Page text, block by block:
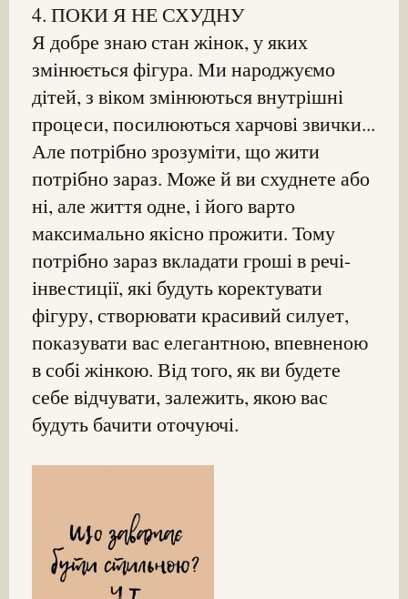
4. ПОКИ Я НЕ СХУДНУ
Я добре знаю стан жінок, у яких
змінюється фігура. Ми народжуємо
дітей, з віком змінюються внутрішні
процеси, посилюються харчові звички...
Але потрібно зрозуміти, що жити
потрібно зараз. Може й ви схуднете або
ні, але життя одне, і його варто
максимально якісно прожити. Тому
потрібно зараз вкладати гроші в речі-
інвестиції, які будуть коректувати
фігуру, створювати красивий силует,
показувати вас елегантною, впевненою
в собі жінкою. Від того, як ви будете
себе відчувати, залежить, якою вас
будуть бачити оточуючі.